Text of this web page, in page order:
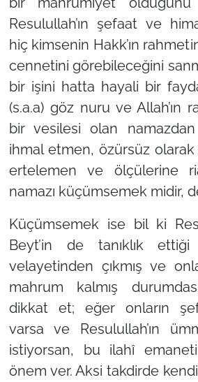
Resulullah’ın şefaat ve
hiç kimsenin Hakk’ın
cennetini görebileceğini
bir işini hatta hayali bir
(s.a.a) göz nuru ve Allah’ın
bir vesilesi olan
ihmal etmen, özürsüz
ertelemen ve ölçülerine
namazı küçümsemek midir,
Küçümsemek ise bil ki
Beyt’in de tanıklık
velayetinden çıkmış ve
mahrum kalmış
dikkat et; eğer onların
varsa ve Resulullah’ın
istiyorsan, bu ilahî
önem ver. Aksi takdirde